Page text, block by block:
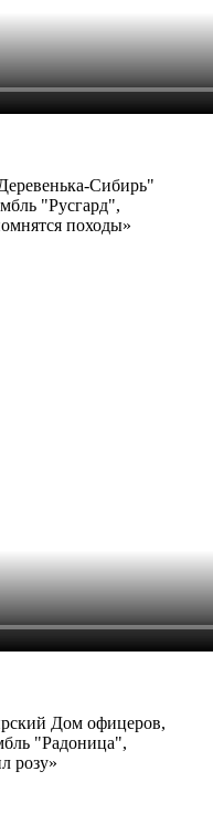
Сибирь"
"Русгард",
походы»
Дом офицеров,
"Радоница",
розу»